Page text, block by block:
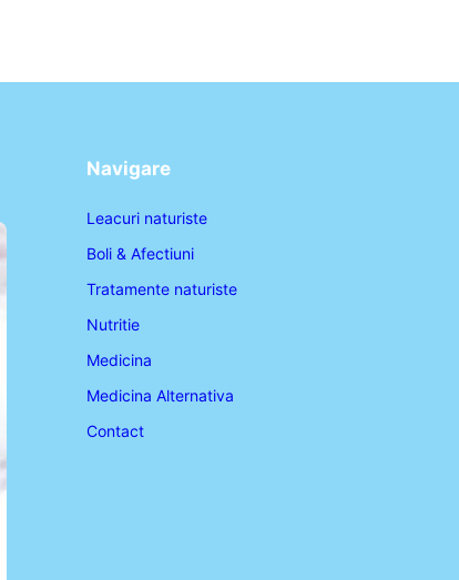
Navigare
Leacuri naturiste
Boli & Afectiuni
Tratamente naturiste
Nutritie
Medicina
Medicina Alternativa
Contact